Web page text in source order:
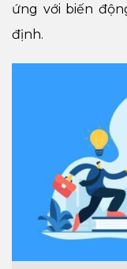
ứng với biến
định.